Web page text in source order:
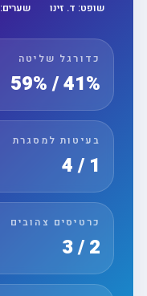
שופט:ד. זינו שערים: -0
כדורגל שליטה
41% / 59%
בעיטות למסגרת
כרטיסים צהובים